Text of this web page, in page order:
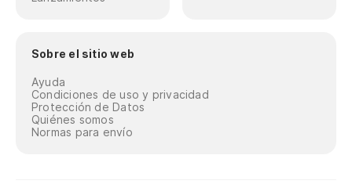
Sobre el sitio web
Ayuda
Condiciones de uso y privacidad
Protección de Datos
Quiénes somos
Normas para envío